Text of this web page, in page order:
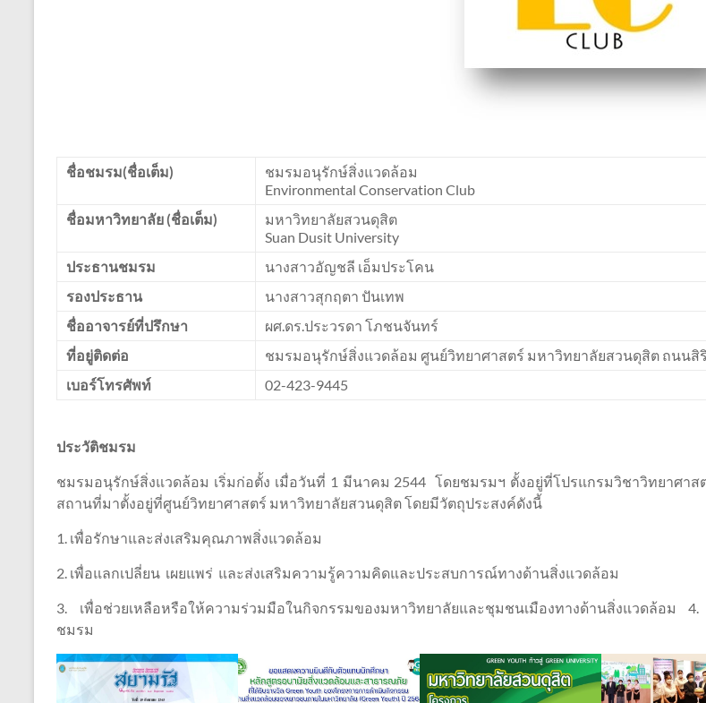
ชื่อชมรม(ชื่อเต็ม)
ชมรมอนุรักษ์สิ่งแวดล้อม
Environmental Conservation Club
ชื่อมหาวิทยาลัย (ชื่อเต็ม)
มหาวิทยาลัยสวนดุสิต
Suan Dusit University
ประธานชมรม
นางสาวอัญชลี เอ็มประโคน
รองประธาน
นางสาวสุกฤตา ปันเทพ
ชื่ออาจารย์ที่ปรึกษา
ผศ.ดร.ประวรดา โภชนจันทร์
ที่อยู่ติดต่อ
ชมรมอนุรักษ์สิ่งแวดล้อม ศูนย์วิทยาศาสตร์ มหาวิทยาลัยสวนดุสิต ถนนสิ
เบอร์โทรศัพท์
02-423-9445
ประวัติชมรม
ชมรมอนุรักษ์สิ่งแวดล้อม เริ่มก่อตั้ง เมื่อวันที่ 1 มีนาคม 2544 โดยชมรมฯ ตั้งอยู่ที่โปรแกรมวิชาวิทยาศ
สถานที่มาตั้งอยู่ที่ศูนย์วิทยาศาสตร์ มหาวิทยาลัยสวนดุสิต โดยมีวัตถุประสงค์ดังนี้
1. เพื่อรักษาและส่งเสริมคุณภาพสิ่งแวดล้อม
2. เพื่อแลกเปลี่ยน เผยแพร่ และส่งเสริมความรู้ความคิดและประสบการณ์ทางด้านสิ่งแวดล้อม
3. เพื่อช่วยเหลือหรือให้ความร่วมมือในกิจกรรมของมหาวิทยาลัยและชุมชนเมืองทางด้านสิ่งแวดล้อม
ชมรม